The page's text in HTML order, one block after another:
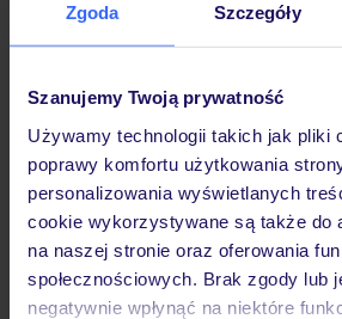
Zgoda Szczegóły
Szanujemy Twoją prywatność
Używamy technologii takich jak pliki
poprawy komfortu użytkowania
personalizowania wyświetlanych
cookie wykorzystywane są także do
na naszej stronie oraz oferowania
społecznościowych. Brak zgody lub
negatywnie wpłynąć na niektóre
Hotel
Pokoje
Wyżywienie
Atrakcje